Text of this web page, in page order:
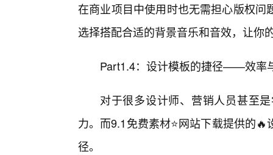
在商业项目中使用时也无需担心版权
选择搭配合适的背景音乐和音效，让你
Part1.4：设计模板的捷径——效率
对于很多设计师、营销人员甚至
力。而9.1免费素材⭐网站下载提供的
径。